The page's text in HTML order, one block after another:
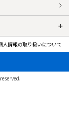
人情報の取り扱いについて